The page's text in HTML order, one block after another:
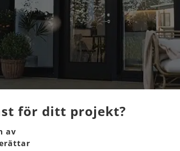
för ditt projekt?
av